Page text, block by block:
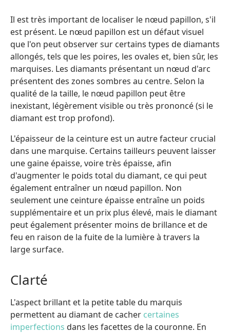
Il est très important de localiser le nœud papillon, s'il
est présent. Le nœud papillon est un défaut visuel
que l'on peut observer sur certains types de diamants
allongés, tels que les poires, les ovales et, bien sûr, les
marquises. Les diamants présentant un nœud d'arc
présentent des zones sombres au centre. Selon la
qualité de la taille, le nœud papillon peut être
inexistant, légèrement visible ou très prononcé (si le
diamant est trop profond).
L'épaisseur de la ceinture est un autre facteur crucial
dans une marquise. Certains tailleurs peuvent laisser
une gaine épaisse, voire très épaisse, afin
d'augmenter le poids total du diamant, ce qui peut
également entraîner un nœud papillon. Non
seulement une ceinture épaisse entraîne un poids
supplémentaire et un prix plus élevé, mais le diamant
peut également présenter moins de brillance et de
feu en raison de la fuite de la lumière à travers la
large surface.
Clarté
L'aspect brillant et la petite table du marquis
permettent au diamant de cacher certaines
imperfections dans les facettes de la couronne. En